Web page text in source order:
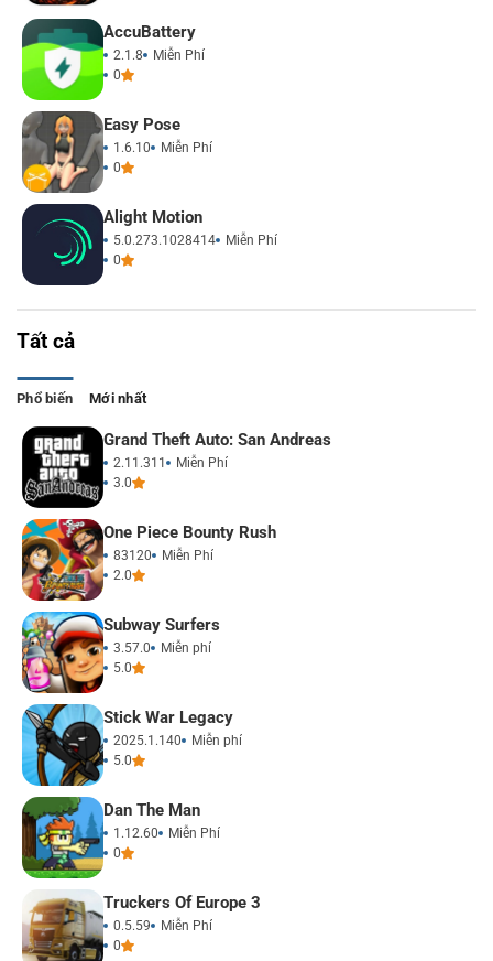
Accu​Battery
2.1.8
Miễn Phí
0
Easy Pose
1.6.10
Miễn Phí
0
Alight Motion
5.0.273.1028414
Miễn Phí
0
Tất cả
Phổ biến Mới nhất
Grand Theft Auto: San Andreas
2.11.311
Miễn Phí
3.0
One Piece Bounty Rush
83120
Miễn Phí
2.0
Subway Surfers
3.57.0
Miễn phí
5.0
Stick War Legacy
2025.1.140
Miễn phí
5.0
Dan The Man
1.12.60
Miễn Phí
0
Truckers Of Europe 3
0.5.59
Miễn Phí
0